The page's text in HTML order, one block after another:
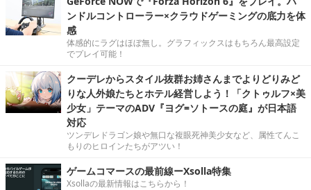
ンドルコントローラー×クラウドゲーミングの底力を体
感
体感的にラグはほぼ無し。グラフィックスはもちろん最高設定
でプレイ可能！
クーデレからスタイル抜群お姉さんまでよりどりみど
りな人外娘たちとホテル経営しよう！「クトゥルフ×美
少女」テーマのADV『ヨグ=ソトースの庭』が日本語
対応
ツンデレドラゴン娘や無口な複眼死神美少女など、属性てんこ
もりのヒロインたちがアツい！
ゲームコマースの最前線ーXsolla特集
Xsollaの最新情報はこちらから！